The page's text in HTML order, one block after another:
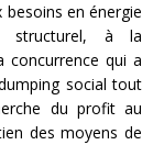
besoins en énergie
structurel, à la
concurrence qui a
social tout
du profit au
des moyens de